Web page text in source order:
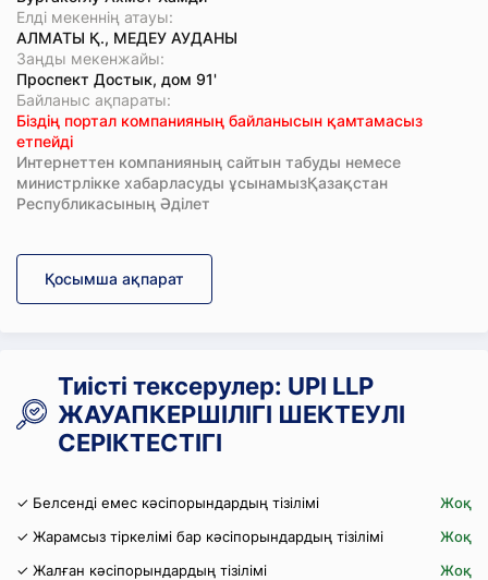
Елді мекеннің атауы:
АЛМАТЫ Қ., МЕДЕУ АУДАНЫ
Заңды мекенжайы:
Проспект Достык, дом 91'
Байланыс ақпараты:
Біздің портал компанияның байланысын қамтамасыз
етпейді
Интернеттен компанияның сайтын табуды немесе
министрлікке хабарласуды ұсынамызҚазақстан
Республикасының Әділет
Қосымша ақпарат
Тиісті тексерулер: UPI LLP
ЖАУАПКЕРШІЛІГІ ШЕКТЕУЛІ
СЕРІКТЕСТІГІ
✓ Белсенді емес кәсіпорындардың тізілімі
Жоқ
✓ Жарамсыз тіркелімі бар кәсіпорындардың тізілімі
Жоқ
✓ Жалған кәсіпорындардың тізілімі
Жоқ